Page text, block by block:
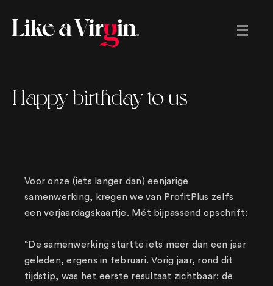
renaming brands, marketing strategies,
sales strategies, memorable movies,
Happy birthday to us
Voor onze (iets langer dan) eenjarige
samenwerking, kregen we van ProfitPlus zelfs
een verjaardagskaartje. Mét bijpassend opschrift:
“De samenwerking startte iets meer dan een jaar
geleden, ergens in februari. Vorig jaar, rond dit
tijdstip, was het eerste resultaat zichtbaar: de